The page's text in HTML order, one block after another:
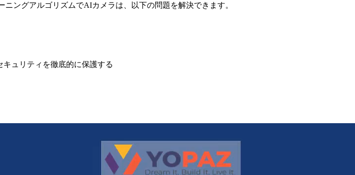
ングアルゴリズムでAIカメラは、以下の問題を解決できます。
キュリティを徹底的に保護する